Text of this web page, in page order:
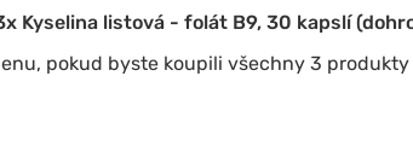
Kyselina listová - folát B9, 30 kapslí
pokud byste koupili všechny 3